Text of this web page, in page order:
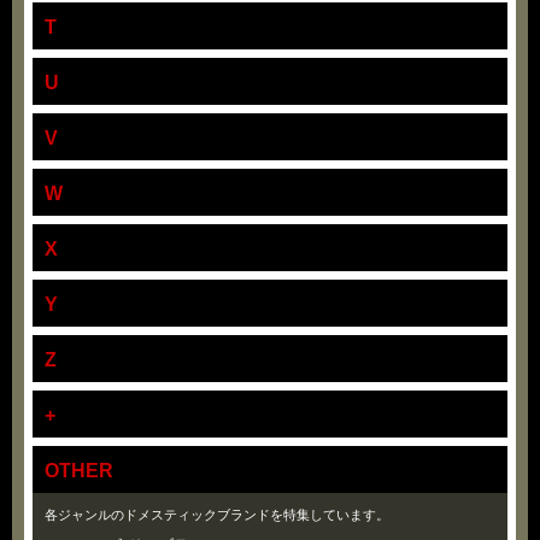
T
U
V
W
X
Y
Z
+
OTHER
各ジャンルのドメスティックブランドを特集しています。